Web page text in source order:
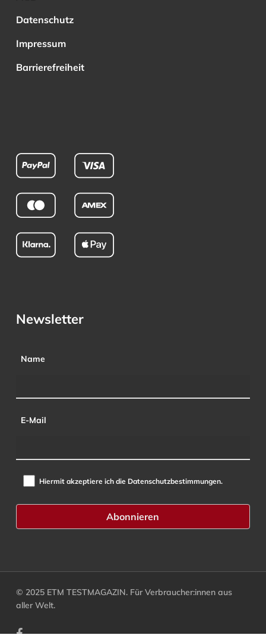
Datenschutz
Impressum
Barrierefreiheit
Newsletter
Name
E-Mail
Hiermit akzeptiere ich die Datenschutzbestimmungen.
© 2025 ETM TESTMAGAZIN. Für Verbraucher:innen aus
aller Welt.
facebook